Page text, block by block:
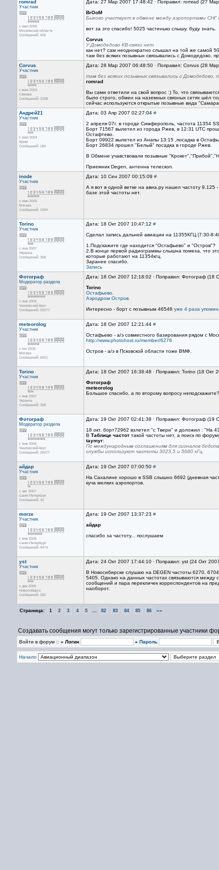
romrad
Участник
с июл 2005
Московская область
Сообщений: 456
Дата: 27 Мар 2007 17:48:42 · Поправил: romrad (27
BrOoM
Быково участвует в обмене между аэропортами СНГ
вот за это спасибо! 5025 частенько слышу, буду знать.
Corvus
У Домодедово КВ-связи нет.
как нет? сам неоднократно слышал на той же самой
там без всяких позывных связывались с Домодедово,
Corvus
Участник
с мая 2003
Самара
Сообщений: 3258
Дата: 28 Мар 2007 06:48:50 · Поправил: Corvus (28
там без всяких позывных связывались с
romrad
Вы сами ответили на свой вопрос :) То, что
было строго, обмен на наземных связных сетях шёл
сейчас используются открытые позывные вида
Андрей21
Участник
с июл 2004
Крым
Сообщений: 184
Дата: 03 Апр 2007 02:27:04 #
2 апреля 07г. в городе Симферополь, частота 11354
Борт 71567 вылетел из города Ржев, в 12:31 UTC
Остафтево.
Борт 09922 вылетел из Анапы 13:15 ,посадка в
Борт 26834 прошел "Белый" посадка в городе Ржев.
В Обмене учавствовали позывные
Приемник Degen, антенна телескоп.
inode
Участник
с июн 2005
Москва
Сообщений: 1694
Дата: 10 Сен 2007 00:15:09 #
А я вот в одной ветке на авиа.ру нашел частоту
базе этой частоты нет.
Torino
Участник
с янв 2007
Украина
Сообщений: 368
Дата: 18 Окт 2007 10:47:12 #
Сделал запись дальней авиации на 11355КГЦ (7:30-
1.Подскажите где находится "Остафьево" и "Остров"?
2.В конце первой радиограммы слышна помеха, что
которые работают на 11354кгц.
Заранее спасибо.
Запись
Фотограф
Модератор раздела
с янв 2006
Чкаловский-Круг
Сообщений: 25077
Дата: 18 Окт 2007 12:18:02 · Поправил: Фотограф (18
Torino
Остафьево.
Аэродром Остров.
Интересно - борт с позывным 46548 уже 4 раза
meteorolog
Участник
с окт 2005
Москва
Сообщений: 6001
Дата: 18 Окт 2007 12:21:44 #
Остафьево - а/э совместного базирования рядом с
http://www.photohost.ru/member/6278
Остров - а/э в Псковской области тоже ВМФ.
Torino
Участник
с янв 2007
Украина
Сообщений: 368
Дата: 18 Окт 2007 16:38:48 · Поправил: Torino (18 Окт
Фотограф
meteorolog
Большое спасибо, а по второму вопросу неподскажите?
Фотограф
Модератор раздела
с янв 2006
Чкаловский-Круг
Сообщений: 25077
Дата: 19 Окт 2007 02:41:38 · Поправил: Фотограф (19
18 окт. борт72962 взлетел "с Твери" и доложил : "На
В Таблице частот такой частоты нет, а поиск по
taymyr:
По международным соглашениям для сигналов
службы используют частоты 3023,5 и 5680 кГц.
айдар
Участник
с авг 2007
Санкт-Петербург
Сообщений: 42
Дата: 19 Окт 2007 07:00:50 #
На Сахалине хорошо в SSB слышно 6692 (дневная
куча мелких аэропортов.
morze
Участник
с янв 2005
Санкт-Петербург
Сообщений: 4474
Дата: 19 Окт 2007 13:37:23 #
айдар
спасибо за частоту... послушаем
yst
Участник
с дек 2005
Новосибирск
Сообщений: 282
Дата: 24 Окт 2007 17:44:10 · Поправил: yst (24 Окт
В Новосибирске слушаю на DEGEN частоты 6270,
5405. Однако на данных частотах связываются между
сообщений и пара перекличек корреспондентов на
наоборот.
Страница: 1 2 3 4 5 82 83 84 85 86 »»
Создавать сообщения могут только зарегистрированные участники
Войти в форум :: » Логин » Пароль
Начало